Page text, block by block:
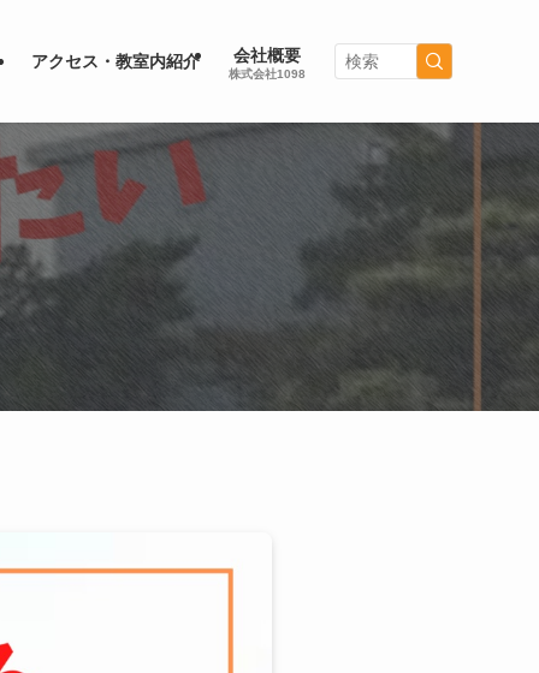
アクセス・教室内紹介 会社概要
株式会社1098